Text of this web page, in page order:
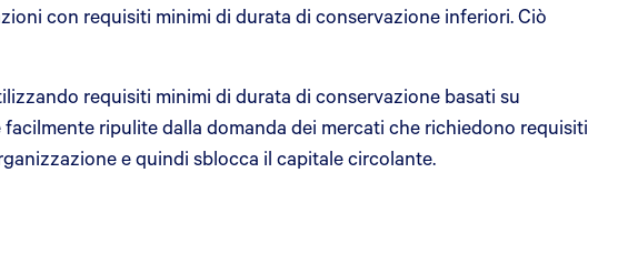
con requisiti minimi di durata di conservazione inferiori. Ciò
requisiti minimi di durata di conservazione basati su
ripulite dalla domanda dei mercati che richiedono requisiti
e quindi sblocca il capitale circolante.